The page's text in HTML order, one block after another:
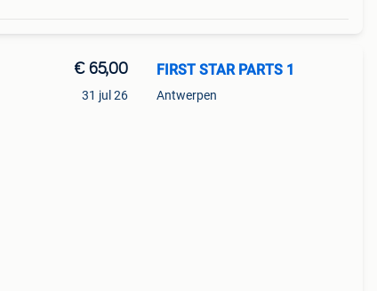
€ 65,00
31 jul 26
FIRST STAR PARTS 1
Antwerpen